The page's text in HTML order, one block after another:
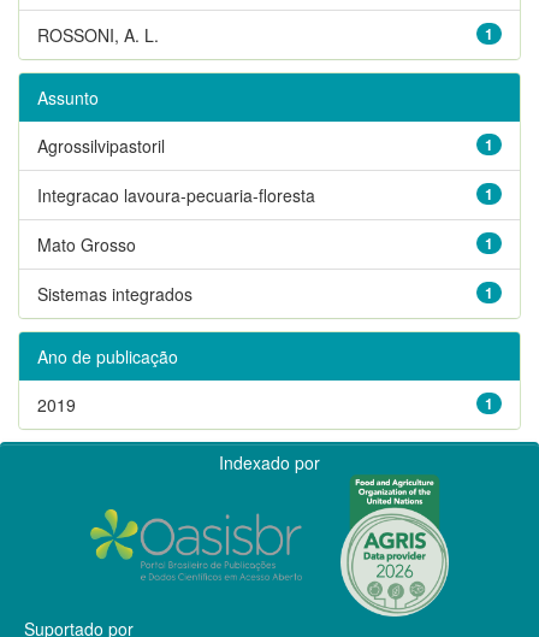
1
ROSSONI, A. L.
Assunto
1
Agrossilvipastoril
1
Integracao lavoura-pecuaria-floresta
1
Mato Grosso
1
Sistemas integrados
Ano de publicação
1
2019
Indexado por
Suportado por